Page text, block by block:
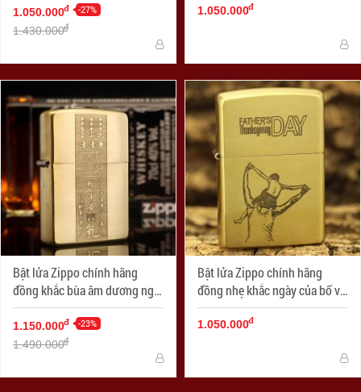
1.050.000đ -27%
1.430.000đ
1.050.000đ
Bật lửa Zippo chính hãng
đồng khắc bùa âm dương ngũ
hành
1.150.000đ -23%
1.490.000đ
Bật lửa Zippo chính hãng
đồng nhẹ khắc ngày của bố vô
cùng ý nghĩa
1.050.000đ